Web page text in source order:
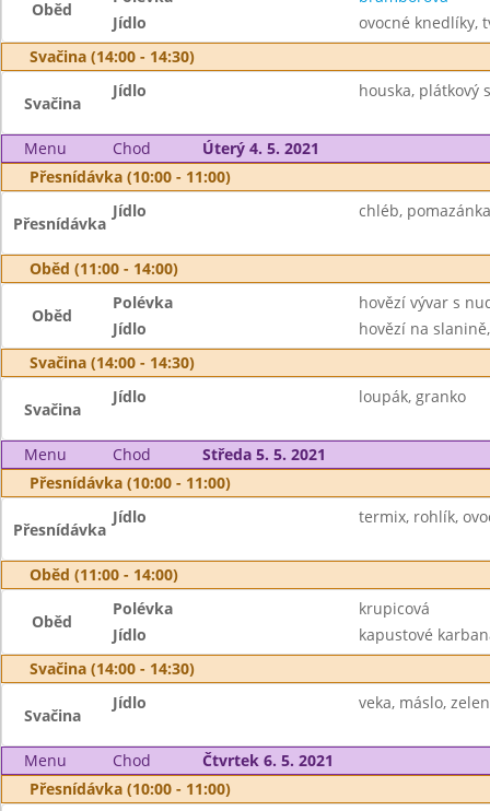
Oběd
Jídlo
ovocné knedlíky,
Svačina (14:00 - 14:30)
Svačina
Jídlo houska, plátkový
Menu Chod
Úterý 4. 5. 2021
Přesnídávka (10:00 - 11:00)
Přesnídávka
Jídlo chléb,
Oběd (11:00 - 14:00)
Oběd
Polévka
hovězí vývar s
Jídlo
hovězí na
Svačina (14:00 - 14:30)
Svačina
Jídlo loupák, granko
Menu Chod
Středa 5. 5. 2021
Přesnídávka (10:00 - 11:00)
Přesnídávka
Jídlo termix, rohlík,
Oběd (11:00 - 14:00)
Oběd
Polévka
krupicová
Jídlo
kapustové
Svačina (14:00 - 14:30)
Svačina
Jídlo veka, máslo,
Menu Chod
Čtvrtek 6. 5. 2021
Přesnídávka (10:00 - 11:00)